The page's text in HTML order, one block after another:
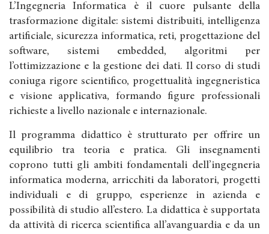
L’Ingegneria Informatica è il cuore pulsante della
trasformazione digitale: sistemi distribuiti, intelligenza
artificiale, sicurezza informatica, reti, progettazione del
software, sistemi embedded, algoritmi per
l’ottimizzazione e la gestione dei dati. Il corso di studi
coniuga rigore scientifico, progettualità ingegneristica
e visione applicativa, formando figure professionali
richieste a livello nazionale e internazionale.
Il programma didattico è strutturato per offrire un
equilibrio tra teoria e pratica. Gli insegnamenti
coprono tutti gli ambiti fondamentali dell’ingegneria
informatica moderna, arricchiti da laboratori, progetti
individuali e di gruppo, esperienze in azienda e
possibilità di studio all’estero. La didattica è supportata
da attività di ricerca scientifica all’avanguardia e da un